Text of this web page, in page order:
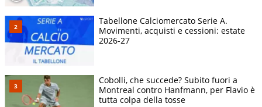
Tabellone Calciomercato Serie A.
Movimenti, acquisti e cessioni: estate
2026-27
Cobolli, che succede? Subito fuori a
Montreal contro Hanfmann, per Flavio è
tutta colpa della tosse